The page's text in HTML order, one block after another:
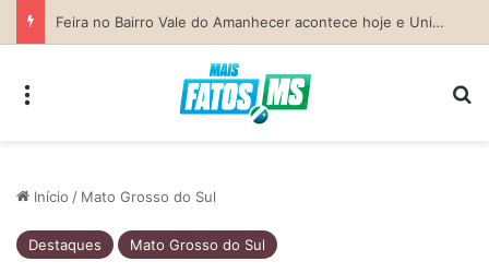
Previsão do Tempo para Costa Rica nesta sexta-feira (7)
Início / Mato Grosso do Sul
Destaques Mato Grosso do Sul